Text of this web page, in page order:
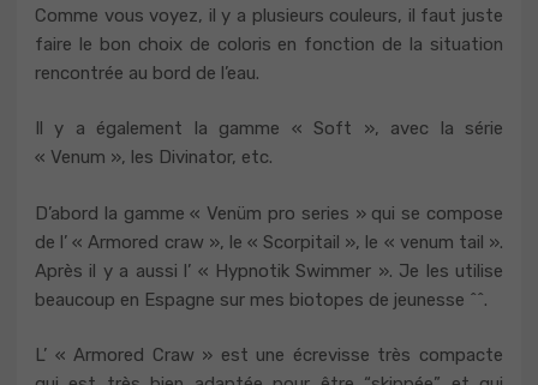
Comme vous voyez, il y a plusieurs couleurs, il faut juste
faire le bon choix de coloris en fonction de la situation
rencontrée au bord de l’eau.
Il y a également la gamme « Soft », avec la série
« Venum », les Divinator, etc.
D’abord la gamme « Venüm pro series » qui se compose
de l’ « Armored craw », le « Scorpitail », le « venum tail ».
Après il y a aussi l’ « Hypnotik Swimmer ». Je les utilise
beaucoup en Espagne sur mes biotopes de jeunesse ^^.
L’ « Armored Craw » est une écrevisse très compacte